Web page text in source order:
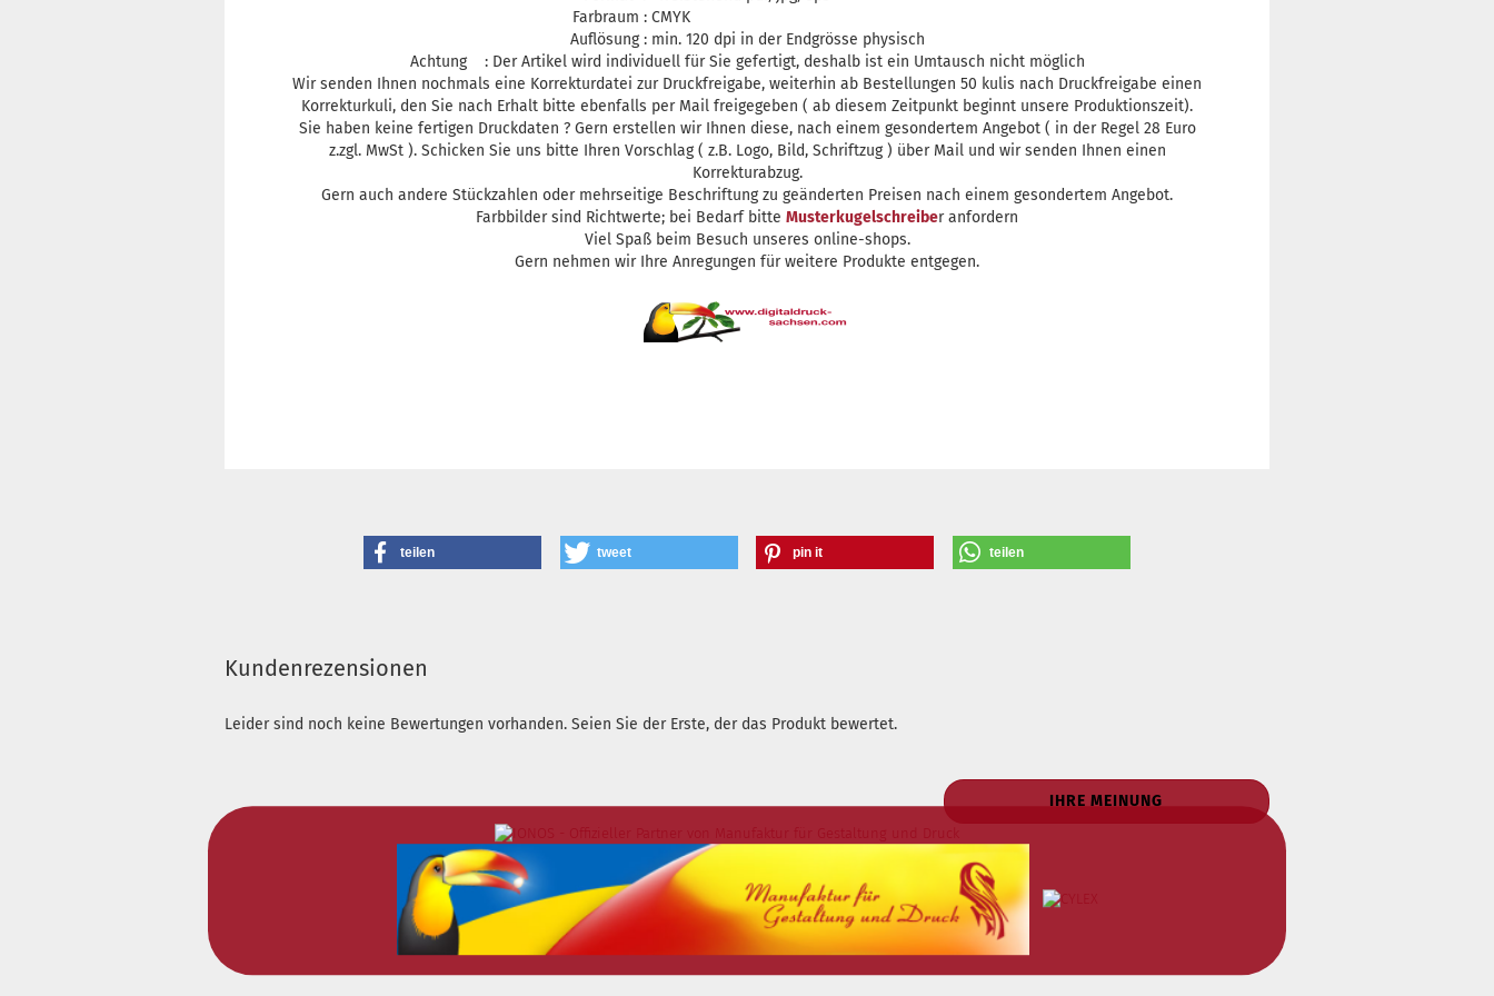
Farbraum : CMYK
Auflösung : min. 120 dpi in der Endgrösse physisch
Achtung : Der Artikel wird individuell für Sie gefertigt, deshalb ist ein Umtausch nicht möglich
Wir senden Ihnen nochmals eine Korrekturdatei zur Druckfreigabe, weiterhin ab Bestellungen 50 kulis nach Druckfreigabe einen
Korrekturkuli, den Sie nach Erhalt bitte ebenfalls per Mail freigegeben ( ab diesem Zeitpunkt beginnt unsere Produktionszeit).
Sie haben keine fertigen Druckdaten ? Gern erstellen wir Ihnen diese, nach einem gesondertem Angebot ( in der Regel 28 Euro
z.zgl. MwSt ). Schicken Sie uns bitte Ihren Vorschlag ( z.B. Logo, Bild, Schriftzug ) über Mail und wir senden Ihnen einen
Korrekturabzug.
Gern auch andere Stückzahlen oder mehrseitige Beschriftung zu geänderten Preisen nach einem gesondertem Angebot.
Farbbilder sind Richtwerte; bei Bedarf bitte Musterkugelschreiber anfordern
Viel Spaß beim Besuch unseres online-shops.
Gern nehmen wir Ihre Anregungen für weitere Produkte entgegen.
teilen tweet pin it teilen
Kundenrezensionen
Leider sind noch keine Bewertungen vorhanden. Seien Sie der Erste, der das Produkt bewertet.
IHRE MEINUNG